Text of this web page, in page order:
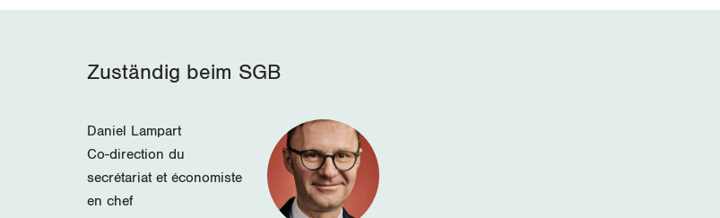
Zuständig beim SGB
Daniel Lampart
Co-direction du
secrétariat et économiste
en chef